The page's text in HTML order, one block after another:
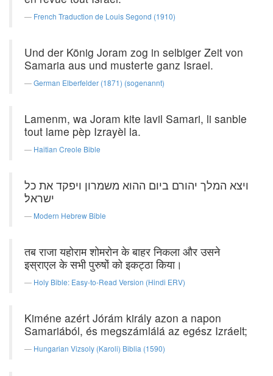
French Traduction de Louis Segond (1910)
Und der König Joram zog in selbiger Zeit von
Samaria aus und musterte ganz Israel.
German Elberfelder (1871) (sogenannt)
Lamenm, wa Joram kite lavil Samari, li sanble
tout lame pèp Izrayèl la.
Haitian Creole Bible
ויצא המלך יהורם ביום ההוא משמרון ויפקד את כל
ישראל׃
Modern Hebrew Bible
तब राजा यहोराम शोमरोन के बाहर निकला और उसने
इस्राएल के सभी पुरुषों को इकट्ठा किया।
Holy Bible: Easy-to-Read Version (Hindi ERV)
Kiméne azért Jórám király azon a napon
Samariából, és megszámlálá az egész Izráelt;
Hungarian Vizsoly (Karoli) Biblia (1590)